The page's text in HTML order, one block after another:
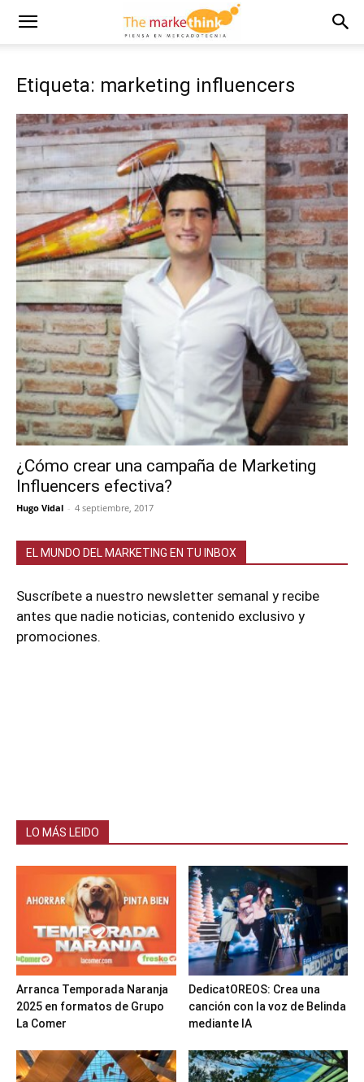
Etiqueta: marketing influencers
¿Cómo crear una campaña de Marketing
Influencers efectiva?
Hugo Vidal - 4 septiembre, 2017
EL MUNDO DEL MARKETING EN TU INBOX
Suscríbete a nuestro newsletter semanal y recibe
antes que nadie noticias, contenido exclusivo y
promociones.
LO MÁS LEIDO
Arranca Temporada Naranja
2025 en formatos de Grupo
La Comer
DedicatOREOS: Crea una
canción con la voz de Belinda
mediante IA